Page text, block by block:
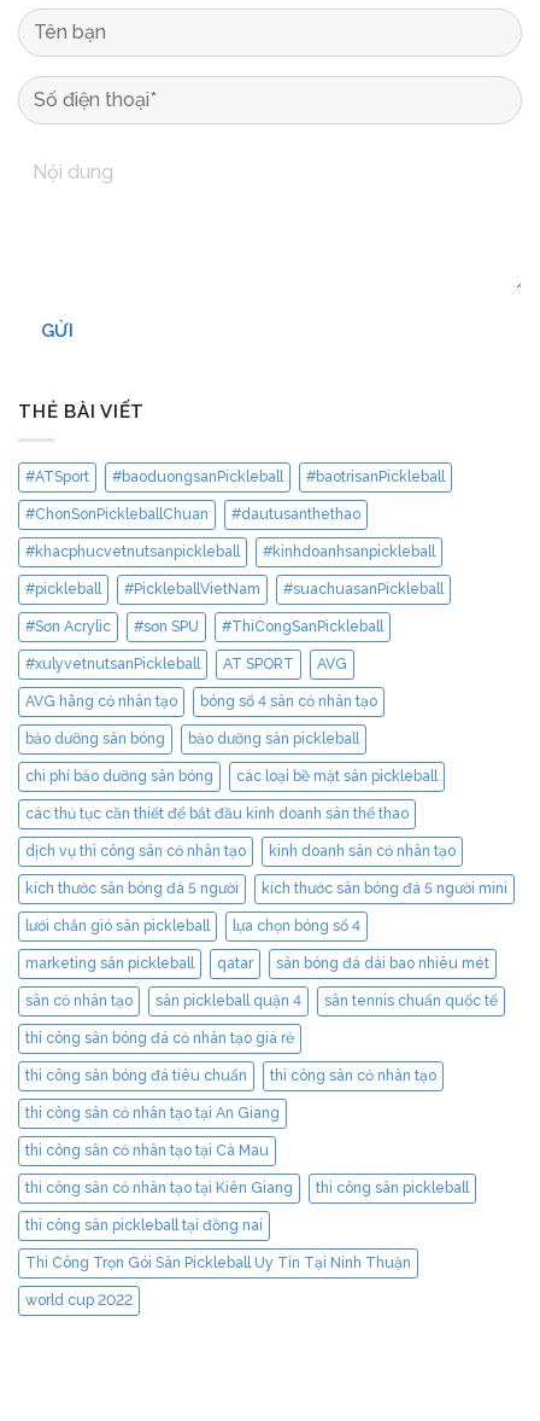
GỬI
THẺ BÀI VIẾT
#ATSport #baoduongsanPickleball #baotrisanPickleball
#ChonSonPickleballChuan #dautusanthethao
#khacphucvetnutsanpickleball #kinhdoanhsanpickleball
#pickleball #PickleballVietNam #suachuasanPickleball
#Sơn Acrylic #sơn SPU #ThiCongSanPickleball
#xulyvetnutsanPickleball AT SPORT AVG
AVG hãng cỏ nhân tạo bóng số 4 sân cỏ nhân tạo
bảo dưỡng sân bóng bảo dưỡng sân pickleball
chi phí bảo dưỡng sân bóng các loại bề mặt sân pickleball
các thủ tục cần thiết để bắt đầu kinh doanh sân thể thao
dịch vụ thi công sân cỏ nhân tạo kinh doanh sân cỏ nhân tạo
kích thước sân bóng đá 5 người kích thước sân bóng đá 5 người mini
lưới chắn gió sân pickleball lựa chọn bóng số 4
marketing sân pickleball qatar sân bóng đá dài bao nhiêu mét
sân cỏ nhân tạo sân pickleball quận 4 sân tennis chuẩn quốc tế
thi công sân bóng đá cỏ nhân tạo giá rẻ
thi công sân bóng đá tiêu chuẩn thi công sân cỏ nhân tạo
thi công sân cỏ nhân tạo tại An Giang
thi công sân cỏ nhân tạo tại Cà Mau
thi công sân cỏ nhân tạo tại Kiên Giang thi công sân pickleball
thi công sân pickleball tại đồng nai
Thi Công Trọn Gói Sân Pickleball Uy Tín Tại Ninh Thuận
world cup 2022